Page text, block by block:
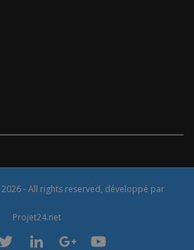
© 2026 - All rights reserved, développé par
Projet24.net